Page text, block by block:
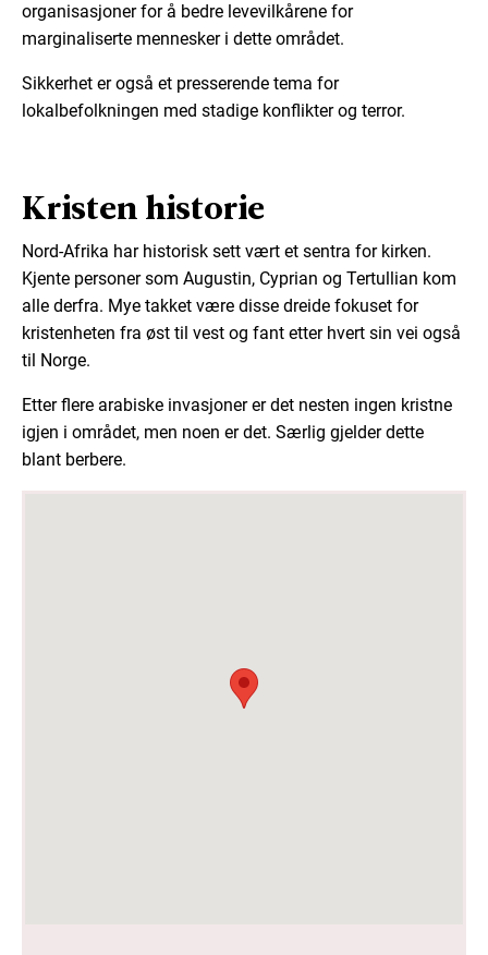
organisasjoner for å bedre levevilkårene for
marginaliserte mennesker i dette området.
Sikkerhet er også et presserende tema for
lokalbefolkningen med stadige konflikter og terror.
Kristen historie
Nord-Afrika har historisk sett vært et sentra for kirken.
Kjente personer som Augustin, Cyprian og Tertullian kom
alle derfra. Mye takket være disse dreide fokuset for
kristenheten fra øst til vest og fant etter hvert sin vei også
til Norge.
Etter flere arabiske invasjoner er det nesten ingen kristne
igjen i området, men noen er det. Særlig gjelder dette
blant berbere.